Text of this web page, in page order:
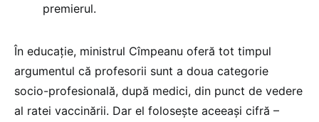
premierul.
În educație, ministrul Cîmpeanu oferă tot timpul
argumentul că profesorii sunt a doua categorie
socio-profesională, după medici, din punct de vedere
al ratei vaccinării. Dar el folosește aceeași cifră –